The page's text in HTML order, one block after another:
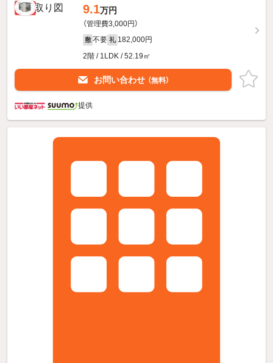
新着 9.1万円
（管理費3,000円）
敷 不要 礼 182,000円
2階 / 1LDK / 52.19㎡
お問い合わせ （無料）
提供